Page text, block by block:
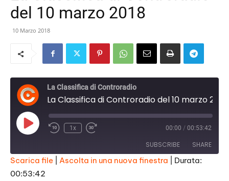
del 10 marzo 2018
10 Marzo 2018
La Classifica di Controradio
Play
Episode
1x 00:00 / 00:53:42
SUBSCRIBE SHARE
SHARE
Scarica file Ascolta in una nuova finestra
Durata:
00:53:42